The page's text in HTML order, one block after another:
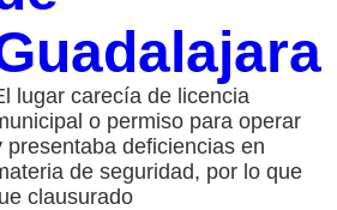
lugar carecía de licencia
o permiso para operar
presentaba deficiencias en
de seguridad, por lo que
clausurado